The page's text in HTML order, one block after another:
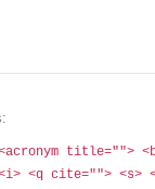
title="">
<q cite=""> <s>